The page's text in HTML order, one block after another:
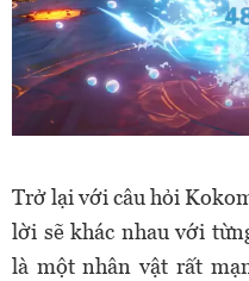
Trở lại với câu hỏi
lời sẽ khác nhau với
là một nhân vật rất